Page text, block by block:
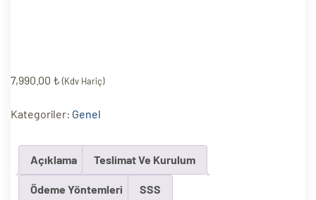
7,990.00 ₺ (Kdv Hariç)
Kategoriler: Genel
Açıklama Teslimat Ve Kurulum
Ödeme Yöntemleri SSS